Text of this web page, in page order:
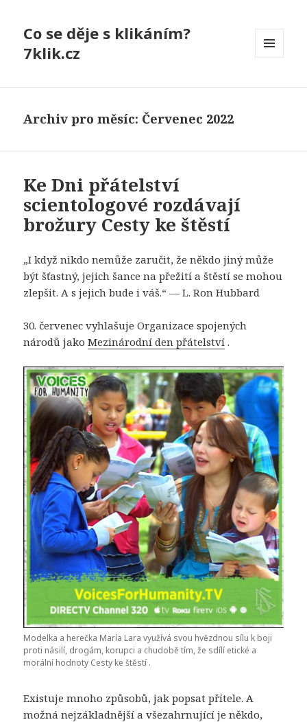
Co se děje s klikáním?
7klik.cz
Archiv pro měsíc: Červenec 2022
Ke Dni přátelství
scientologové rozdávají
brožury Cesty ke štěstí
„I když nikdo nemůže zaručit, že někdo jiný může
být šťastný, jejich šance na přežití a štěstí se mohou
zlepšit. A s jejich bude i váš.“ — L. Ron Hubbard
30. červenec vyhlašuje Organizace spojených
národů jakoMezinárodní den přátelství .
Modelka a herečka María Lara využívá svou hvězdnou sílu k boji
proti násilí, drogám, korupci a chudobě tím, že sdílí etické a
morální hodnoty Cesty ke štěstí .
Existuje mnoho způsobů, jak popsat přítele. A
možná nejzákladnější a všezahrnující je někdo,